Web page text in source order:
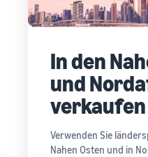
In den
und
verkaufen
Verwenden Sie
Nahen Osten und in